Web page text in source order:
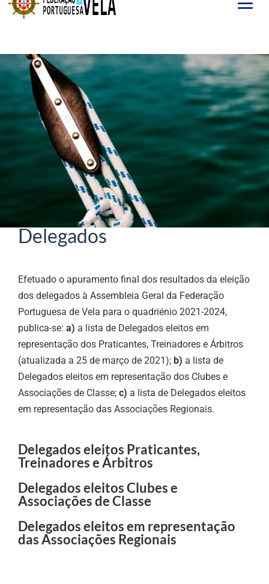
Resultados da Eleição de
Delegados
Efetuado o apuramento final dos resultados da eleição
dos delegados à Assembleia Geral da Federação
Portuguesa de Vela para o quadriénio 2021-2024,
publica-se:a) a lista de Delegados eleitos em
representação dos Praticantes, Treinadores e Árbitros
(atualizada a 25 de março de 2021);b) a lista de
Delegados eleitos em representação dos Clubes e
Associações de Classe;c) a lista de Delegados eleitos
em representação das Associações Regionais.
Delegados eleitos Praticantes,
Treinadores e Árbitros
Delegados eleitos Clubes e
Associações de Classe
Delegados eleitos em representação
das Associações Regionais